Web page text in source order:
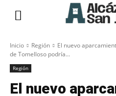
Inicio Región
El nuevo
de Tomelloso podría...
Región
El nuevo